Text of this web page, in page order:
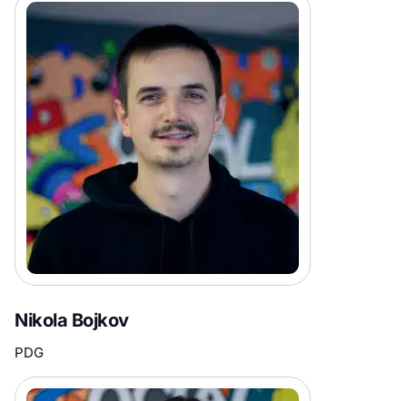
Nikola Bojkov
PDG